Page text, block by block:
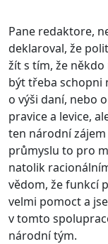
Pane redaktore,
deklaroval, že
žít s tím, že někdo
být třeba schopni
o výši daní, nebo
pravice a levice,
ten národní
průmyslu to pro
natolik
vědom, že funkcí
velmi pomoct a
v tomto
národní tým.